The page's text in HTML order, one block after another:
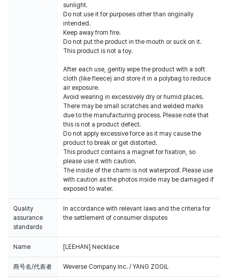
sunlight.
Do not use it for purposes other than originally
intended.
Keep away from fire.
Do not put the product in the mouth or suck on it.
This product is not a toy.
After each use, gently wipe the product with a soft
cloth (like fleece) and store it in a polybag to reduce
air exposure.
Avoid wearing in excessively dry or humid places.
There may be small scratches and welded marks
due to the manufacturing process. Please note that
this is not a product defect.
Do not apply excessive force as it may cause the
product to break or get distorted.
This product contains a magnet for fixation, so
please use it with caution.
The inside of the charm is not waterproof. Please use
with caution as the photos inside may be damaged if
exposed to water.
Quality
assurance
standards
In accordance with relevant laws and the criteria for
the settlement of consumer disputes
Name [LEEHAN] Necklace
商号名/代表者 Weverse Company Inc. / YANG ZOOIL